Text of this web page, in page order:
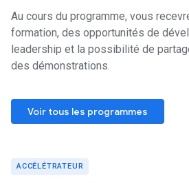
Au cours du programme, vous
formation, des opportunités de
leadership et la possibilité de
des démonstrations.
Voir tous les programmes
ACCÉLÉTRATEUR